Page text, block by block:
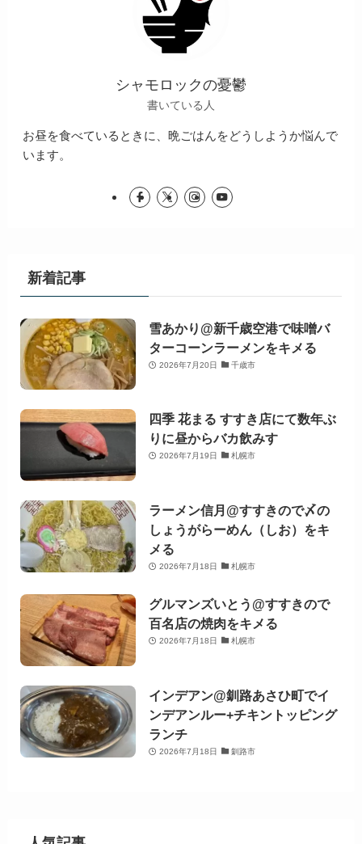
シャモロックの憂鬱
書いている人
お昼を食べているときに、晩ごはんをどうしようか悩んで
います。
新着記事
雪あかり@新千歳空港で味噌バ
ターコーンラーメンをキメる
2026年7月20日 千歳市
四季 花まる すすき店にて数年ぶ
りに昼からバカ飲みす
2026年7月19日 札幌市
ラーメン信月@すすきので〆の
しょうがらーめん（しお）をキ
メる
2026年7月18日 札幌市
グルマンズいとう@すすきので
百名店の焼肉をキメる
2026年7月18日 札幌市
インデアン@釧路あさひ町でイ
ンデアンルー+チキントッピング
ランチ
2026年7月18日 釧路市